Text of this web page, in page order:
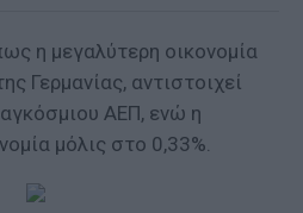
η μεγαλύτερη οικονομία
Γερμανίας, αντιστοιχεί
ΑΕΠ, ενώ η
μόλις στο 0,33%.